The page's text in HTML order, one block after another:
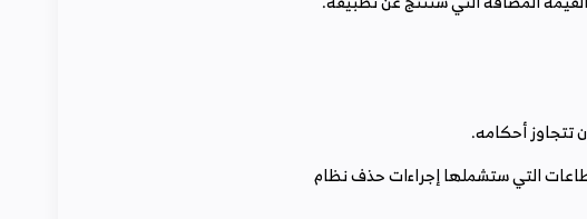
‭ ‬تقديم‭ ‬دراسة‭ ‬حول‭ ‬الانعكاسات‭ ‬المترتّبة‭ ‬عن‭ ‬الإجراءات‭ ‬المذكورة‭ ‬ونشر‭ ‬قائمة‭ ‬تتضمّن‭ ‬القطاعات‭ ‬التي‭ ‬ستشملها‭ ‬إجراءات‭ ‬حذف‭ ‬نظام‭